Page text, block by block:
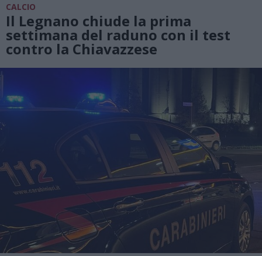
CALCIO
Il Legnano chiude la prima
settimana del raduno con il test
contro la Chiavazzese